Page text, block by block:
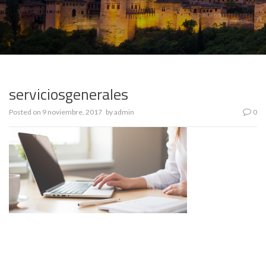
serviciosgenerales
Posted on 9 noviembre, 2017 byadmin 0